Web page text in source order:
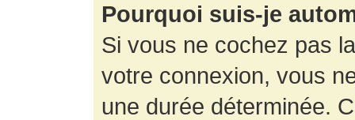
Pourquoi suis-je
Si vous ne cochez pas
votre connexion, vous
une durée déterminée.